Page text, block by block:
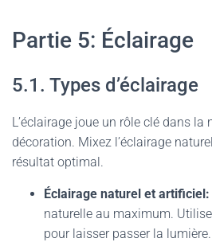
Partie 5: Éclairage
5.1. Types d’éclairage
L’éclairage joue un rôle clé dans la
décoration. Mixez l’éclairage
résultat optimal.
Éclairage naturel et artificiel:
naturelle au maximum.
pour laisser passer la